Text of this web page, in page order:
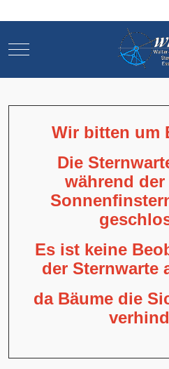
Mobile Menu Toggle
Wir bitten um
Die
während
Es ist keine
der Sternwarte
da Bäume die